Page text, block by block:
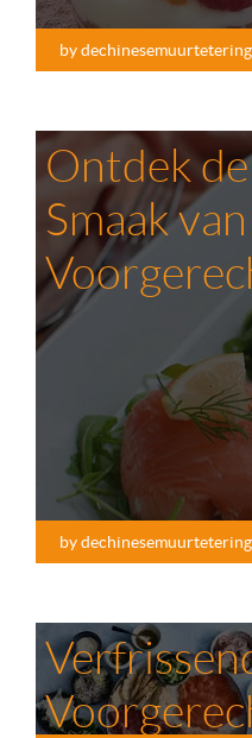
by
by
Ontdek
Smaak van